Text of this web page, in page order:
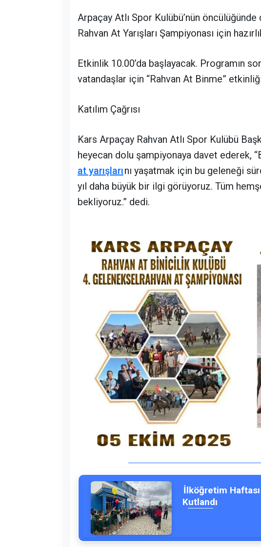
Arpaçay Atlı Spor Kulübü’nün
Rahvan At Yarışları Şampiyonası için
Etkinlik 10.00’da başlayacak. Programın
vatandaşlar için “Rahvan At Binme”
Katılım Çağrısı
Kars Arpaçay Rahvan Atlı Spor Kulübü
heyecan dolu şampiyonaya davet ederek,
at yarışlarını yaşatmak için bu geleneği
yıl daha büyük bir ilgi görüyoruz. Tüm
bekliyoruz.” dedi.
İlköğretim
Kutlandı